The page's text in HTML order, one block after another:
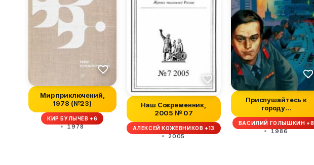
Мир приключений,
1978 (№23)
КИР БУЛЫЧЕВ +6
1978
Наш Современник,
2005 № 07
АЛЕКСЕЙ КОЖЕВНИКОВ +13
2005
Прислушайтесь к
городу…
ВАСИЛИЙ ГОЛЫШКИН +8
1986